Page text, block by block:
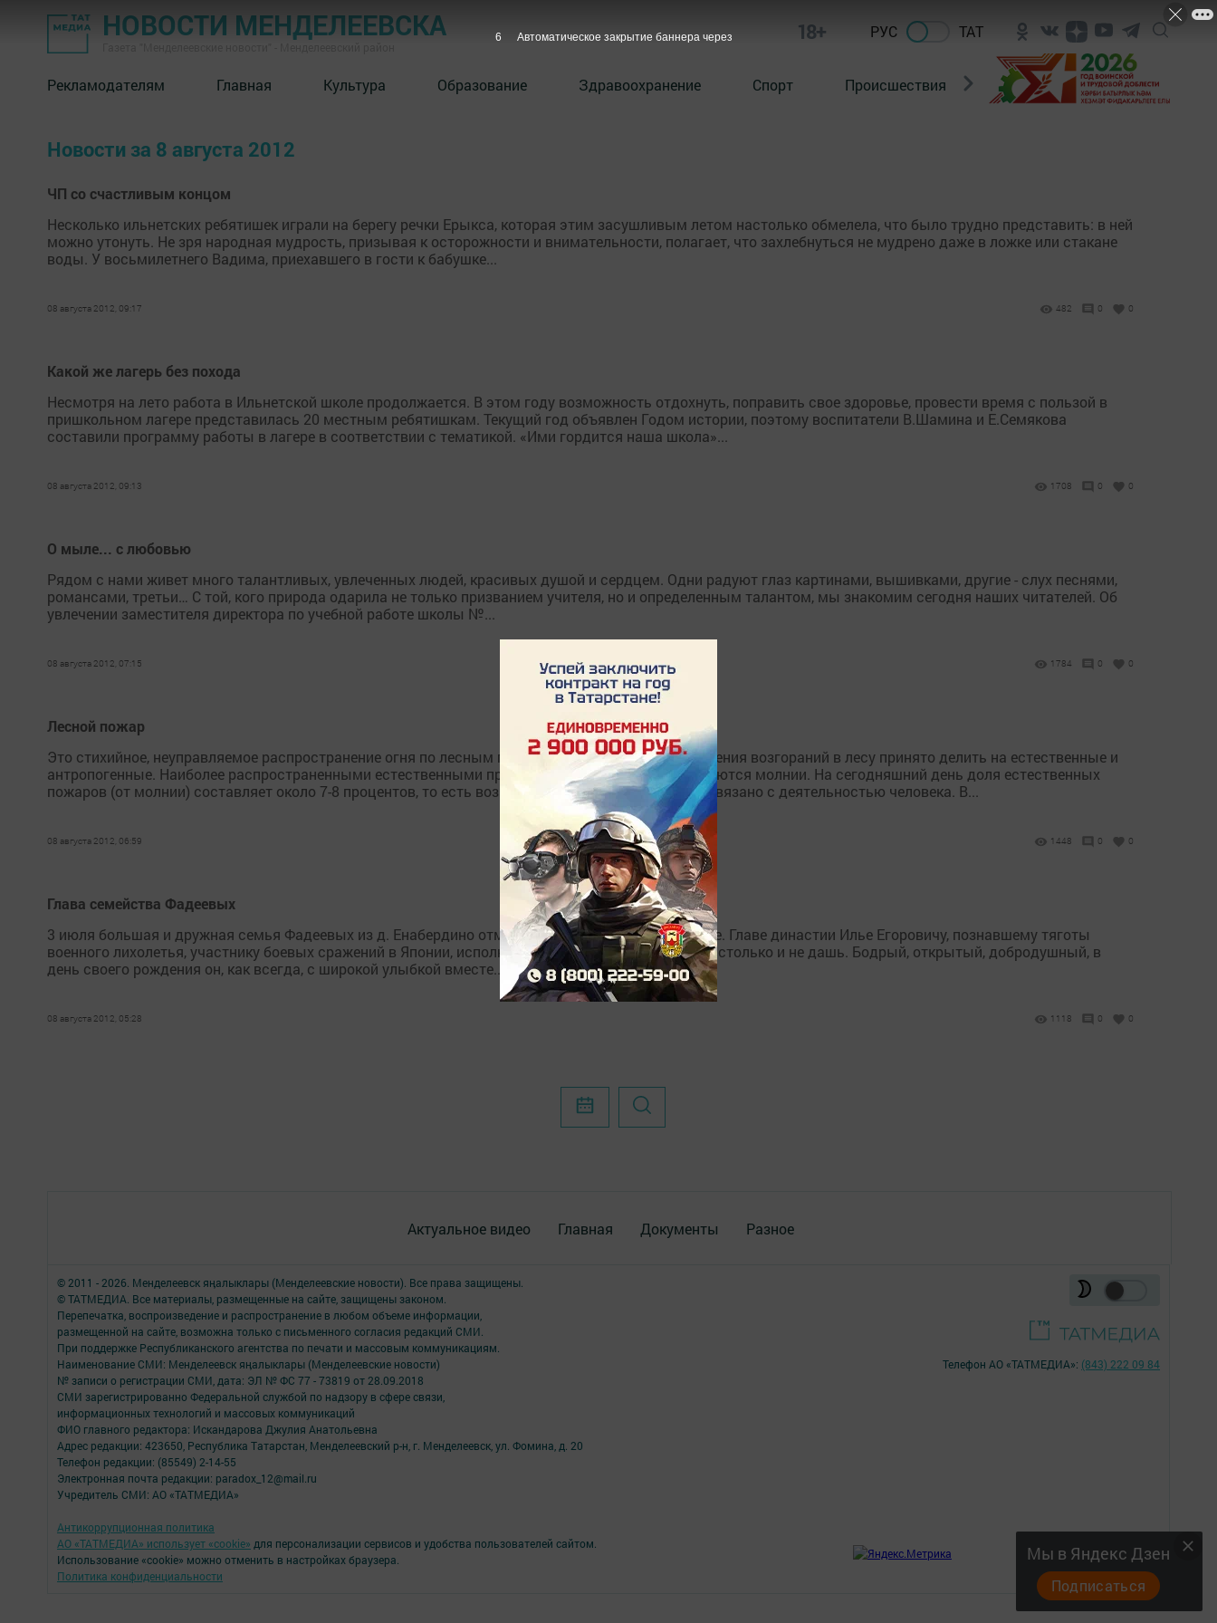
НОВОСТИ МЕНДЕЛЕЕВСКА 18+ РУС ТАТ
Рекламодателям Главная Культура Образование Здравоохранение Спорт Происшествия Новости Госавтоинспекции
Новости за 8 августа 2012
ЧП со счастливым концом
Несколько ильнетских ребятишек играли на берегу речки Ерыкса, которая этим засушливым летом настолько обмелела, что было трудно представить: в ней
можно утонуть. Не зря народная мудрость, призывая к осторожности и внимательности, полагает, что захлебнуться не мудрено даже в ложке или стакане
воды. У восьмилетнего Вадима, приехавшего в гости к бабушке...
08 августа 2012, 09:17 482 0 0
Какой же лагерь без похода
Несмотря на лето работа в Ильнетской школе продолжается. В этом году возможность отдохнуть, поправить свое здоровье, провести время с пользой в
пришкольном лагере представилась 20 местным ребятишкам. Текущий год объявлен Годом истории, поэтому воспитатели В.Шамина и Е.Семякова
составили программу работы в лагере в соответствии с тематикой. «Ими гордится наша школа»...
08 августа 2012, 09:13 1708 0 0
О мыле... с любовью
Рядом с нами живет много талантливых, увлеченных людей, красивых душой и сердцем. Одни радуют глаз картинами, вышивками, другие - слух песнями,
романсами, третьи… С той, кого природа одарила не только призванием учителя, но и определенным талантом, мы знакомим сегодня наших читателей. Об
увлечении заместителя директора по учебной работе школы №...
08 августа 2012, 07:15 1784 0 0
Лесной пожар
Это стихийное, неуправляемое распространение огня по лесным площадям. Причины возникновения возгораний в лесу принято делить на естественные и
антропогенные. Наиболее распространенными естественными причинами лесных пожаров являются молнии. На сегодняшний день доля естественных
пожаров (от молнии) составляет около 7-8 процентов, то есть возникновение их большей части связано с деятельностью человека. В...
08 августа 2012, 06:59 1448 0 0
Глава семейства Фадеевых
3 июля большая и дружная семья Фадеевых из д. Енабердино отметила знаменательное событие. Главе династии Илье Егоровичу, познавшему тяготы
военного лихолетья, участнику боевых сражений в Японии, исполнилось 85 лет. Если честно, ему столько и не дашь. Бодрый, открытый, добродушный, в
день своего рождения он, как всегда, с широкой улыбкой вместе...
08 августа 2012, 05:28 1118 0 0
Актуальное видео Главная Документы Разное
Мы в Яндекс Дзен
Подписаться
© 2011 - 2026. Менделеевск яӊалыклары (Менделеевские новости). Все права защищены.
© ТАТМЕДИА. Все материалы, размещенные на сайте, защищены законом.
Перепечатка, воспроизведение и распространение в любом объеме информации,
размещенной на сайте, возможна только с письменного согласия редакций СМИ.
При поддержке Республиканского агентства по печати и массовым коммуникациям.
Наименование СМИ: Менделеевск яӊалыклары (Менделеевские новости)
№ записи о регистрации СМИ, дата: ЭЛ № ФС 77 - 73819 от 28.09.2018
СМИ зарегистрированно Федеральной службой по надзору в сфере связи,
информационных технологий и массовых коммуникаций
ФИО главного редактора: Искандарова Джулия Анатольевна
Адрес редакции: 423650, Республика Татарстан, Менделеевский р-н, г. Менделеевск, ул. Фомина, д. 20
Телефон редакции: (85549) 2-14-55
Электронная почта редакции: paradox_12@mail.ru
Учредитель СМИ: АО «ТАТМЕДИА»
Антикоррупционная политика
АО «ТАТМЕДИА» использует «cookie» для персонализации сервисов и удобства пользователей сайтом.
Использование «cookie» можно отменить в настройках браузера.
Политика конфиденциальности
Телефон АО «ТАТМЕДИА»: (843) 222 09 84
; 18+
6 Автоматическое закрытие баннера через